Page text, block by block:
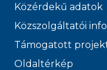
Közérdekű adatok
Közszolgáltatói
Támogatott
Oldaltérkép